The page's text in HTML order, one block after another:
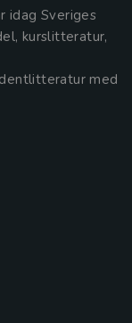
idag Sveriges
kurslitteratur,
med